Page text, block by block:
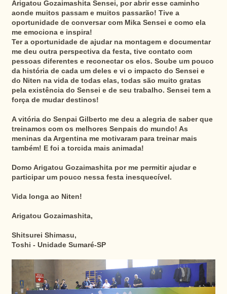
Arigatou Gozaimashita Sensei, por abrir esse caminho
aonde muitos passam e muitos passarão! Tive a
oportunidade de conversar com Mika Sensei e como ela
me emociona e inspira!
Ter a oportunidade de ajudar na montagem e documentar
me deu outra perspectiva da festa, tive contato com
pessoas diferentes e reconectar os elos. Soube um pouco
da história de cada um deles e vi o impacto do Sensei e
do Niten na vida de todas elas, todas são muito gratas
pela existência do Sensei e de seu trabalho. Sensei tem a
força de mudar destinos!
A vitória do Senpai Gilberto me deu a alegria de saber que
treinamos com os melhores Senpais do mundo! As
meninas da Argentina me motivaram para treinar mais
também! E foi a torcida mais animada!
Domo Arigatou Gozaimashita por me permitir ajudar e
participar um pouco nessa festa inesquecível.
Vida longa ao Niten!
Arigatou Gozaimashita,
Shitsurei Shimasu,
Toshi - Unidade Sumaré-SP